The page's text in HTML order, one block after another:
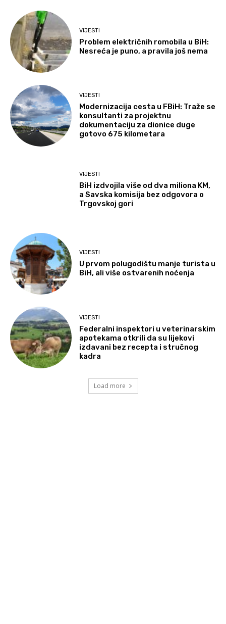
VIJESTI
Problem električnih romobila u BiH:
Nesreća je puno, a pravila još nema
VIJESTI
Modernizacija cesta u FBiH: Traže se
konsultanti za projektnu
dokumentaciju za dionice duge
gotovo 675 kilometara
VIJESTI
BiH izdvojila više od dva miliona KM,
a Savska komisija bez odgovora o
Trgovskoj gori
VIJESTI
U prvom polugodištu manje turista u
BiH, ali više ostvarenih noćenja
VIJESTI
Federalni inspektori u veterinarskim
apotekama otkrili da su lijekovi
izdavani bez recepta i stručnog
kadra
Load more